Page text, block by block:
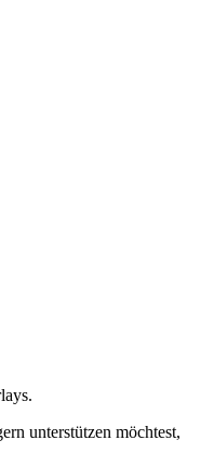
unterstützen möchtest,